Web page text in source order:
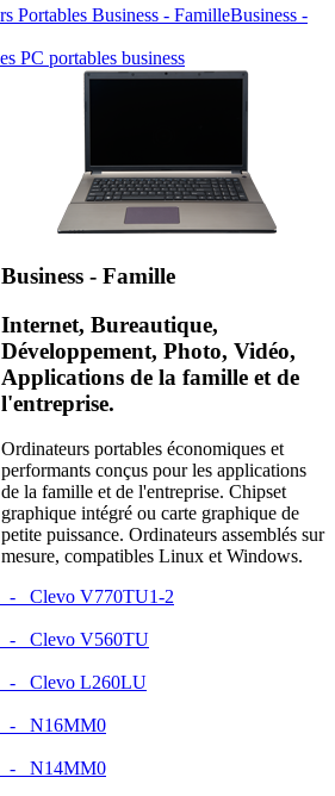
Business -
PC portables business
Business - Famille
Internet, Bureautique,
Développement, Photo, Vidéo,
Applications de la famille et de
l'entreprise.
Ordinateurs portables économiques et
performants conçus pour les applications
de la famille et de l'entreprise. Chipset
graphique intégré ou carte graphique de
petite puissance. Ordinateurs assemblés sur
mesure, compatibles Linux et Windows.
- Clevo V770TU1-2
- Clevo V560TU
- Clevo L260LU
- N16MM0
- N14MM0